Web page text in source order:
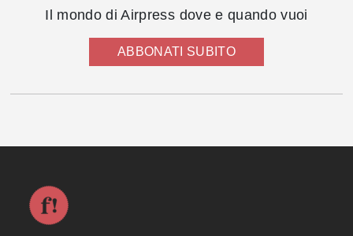
Il mondo di Airpress dove e quando vuoi
ABBONATI SUBITO